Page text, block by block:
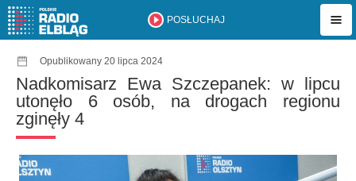
POSŁUCHAJ
Opublikowany 20 lipca 2024
Nadkomisarz Ewa Szczepanek: w lipcu
utonęło 6 osób, na drogach regionu
zginęły 4